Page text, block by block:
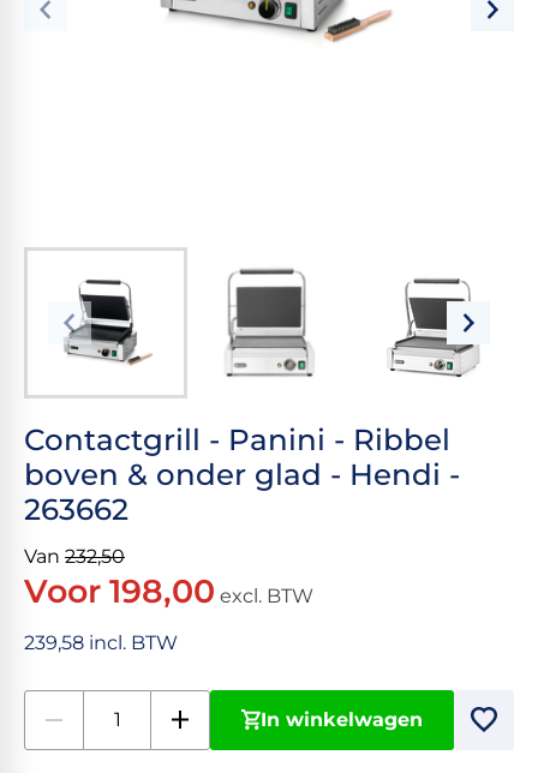
Contactgrill - Panini - Ribbel
boven & onder glad - Hendi -
263662
Van 232,50
Voor 198,00 excl. BTW
239,58 incl. BTW
In winkelwagen